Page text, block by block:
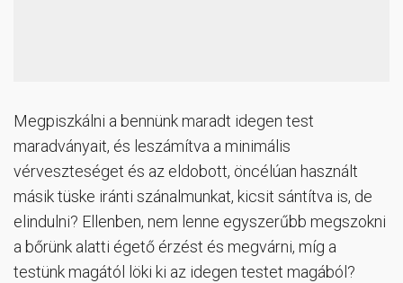
Megpiszkálni a bennünk maradt idegen test
maradványait, és leszámítva a minimális
vérveszteséget és az eldobott, öncélúan használt
másik tüske iránti szánalmunkat, kicsit sántítva is, de
elindulni? Ellenben, nem lenne egyszerűbb megszokni
a bőrünk alatti égető érzést és megvárni, míg a
testünk magától löki ki az idegen testet magából?